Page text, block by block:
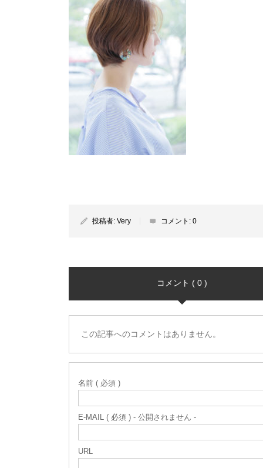
投稿者: Very コメント: 0
コメント ( 0 )
この記事へのコメントはありません。
名前 ( 必須 )
E-MAIL ( 必須 ) - 公開されません -
URL